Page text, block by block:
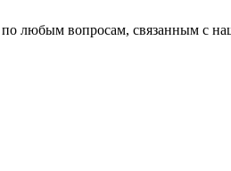
по любым вопросам, связанным с